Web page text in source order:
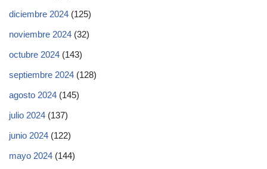
diciembre 2024 (125)
noviembre 2024 (32)
octubre 2024 (143)
septiembre 2024 (128)
agosto 2024 (145)
julio 2024 (137)
junio 2024 (122)
mayo 2024 (144)